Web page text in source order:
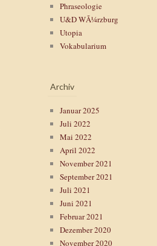
Phraseologie
U&D WÃ¼rzburg
Utopia
Vokabularium
Archiv
Januar 2025
Juli 2022
Mai 2022
April 2022
November 2021
September 2021
Juli 2021
Juni 2021
Februar 2021
Dezember 2020
November 2020